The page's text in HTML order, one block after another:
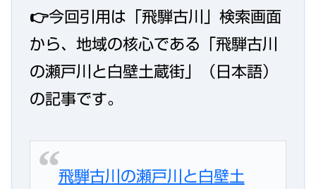
👉今回引用は「飛騨古川」検索画面
から、地域の核心である「飛騨古川
の瀬戸川と白壁土蔵街」（日本語）
の記事です。
飛騨古川の瀬戸川と白壁土